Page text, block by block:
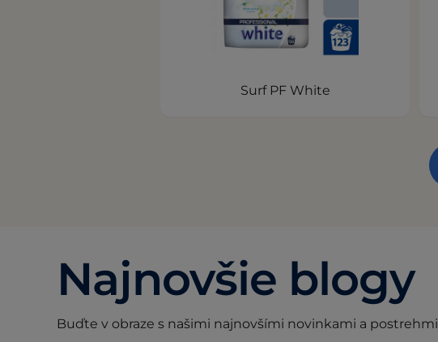
Surf PF White
Najnovšie blogy
Buďte v obraze s našimi najnovšími novinkami a postrehmi